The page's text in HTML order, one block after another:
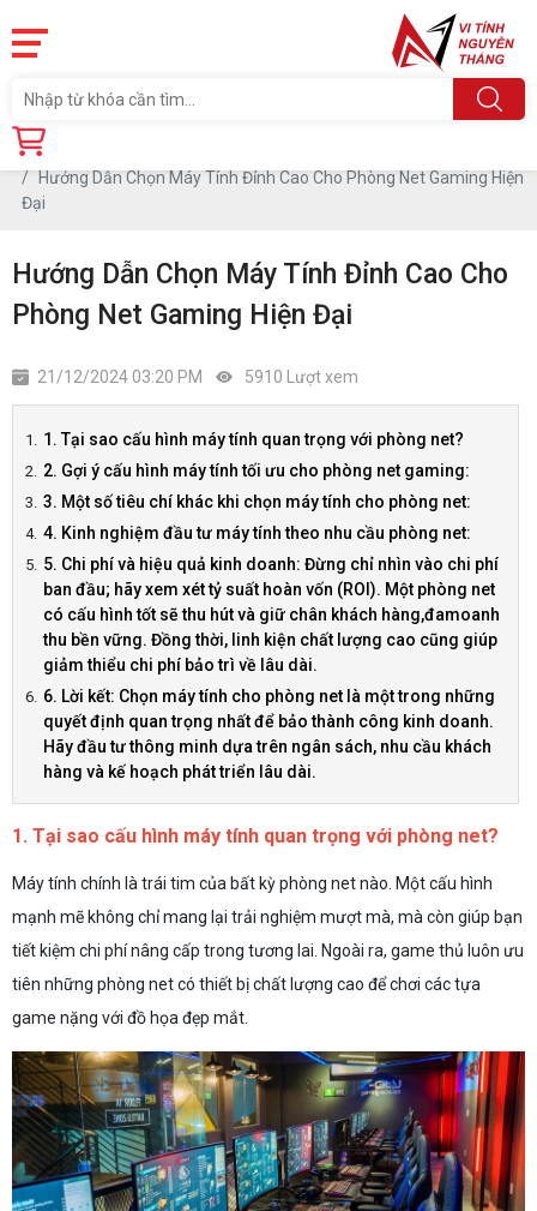
Trang chủ
Hướng Dẫn Chọn Máy Tính Đỉnh Cao Cho Phòng Net Gaming Hiện
Đại
Hướng Dẫn Chọn Máy Tính Đỉnh Cao Cho
Phòng Net Gaming Hiện Đại
21/12/2024 03:20 PM 5910 Lượt xem
1. Tại sao cấu hình máy tính quan trọng với phòng net?
2. Gợi ý cấu hình máy tính tối ưu cho phòng net gaming:
3. Một số tiêu chí khác khi chọn máy tính cho phòng net:
4. Kinh nghiệm đầu tư máy tính theo nhu cầu phòng net:
5. Chi phí và hiệu quả kinh doanh: Đừng chỉ nhìn vào chi phí
ban đầu; hãy xem xét tỷ suất hoàn vốn (ROI). Một phòng net
có cấu hình tốt sẽ thu hút và giữ chân khách hàng,đamoanh
thu bền vững. Đồng thời, linh kiện chất lượng cao cũng giúp
giảm thiểu chi phí bảo trì về lâu dài.
6. Lời kết: Chọn máy tính cho phòng net là một trong những
quyết định quan trọng nhất để bảo thành công kinh doanh.
Hãy đầu tư thông minh dựa trên ngân sách, nhu cầu khách
hàng và kế hoạch phát triển lâu dài.
1. Tại sao cấu hình máy tính quan trọng với phòng net?
Máy tính chính là trái tim của bất kỳ phòng net nào. Một cấu hình
mạnh mẽ không chỉ mang lại trải nghiệm mượt mà, mà còn giúp bạn
tiết kiệm chi phí nâng cấp trong tương lai. Ngoài ra, game thủ luôn ưu
tiên những phòng net có thiết bị chất lượng cao để chơi các tựa
game nặng với đồ họa đẹp mắt.